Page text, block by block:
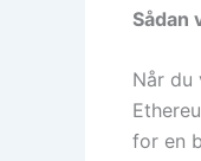
Sådan
Når du
for en